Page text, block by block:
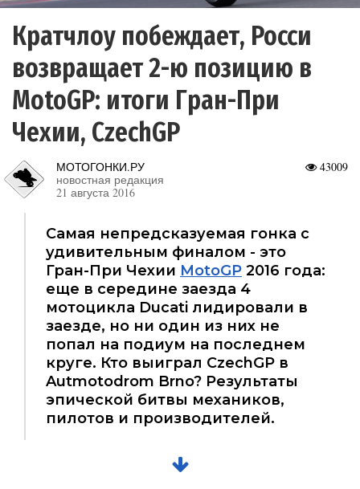
Кратчлоу побеждает, Росси
возвращает 2-ю позицию в
MotoGP: итоги Гран-При
Чехии, CzechGP
43009
МОТОГОНКИ.РУ
новостная редакция
21 августа 2016
Самая непредсказуемая гонка с
удивительным финалом - это
Гран-При Чехии MotoGP 2016 года:
еще в середине заезда 4
мотоцикла Ducati лидировали в
заезде, но ни один из них не
попал на подиум на последнем
круге. Кто выиграл CzechGP в
Autmotodrom Brno? Результаты
эпической битвы механиков,
пилотов и производителей.